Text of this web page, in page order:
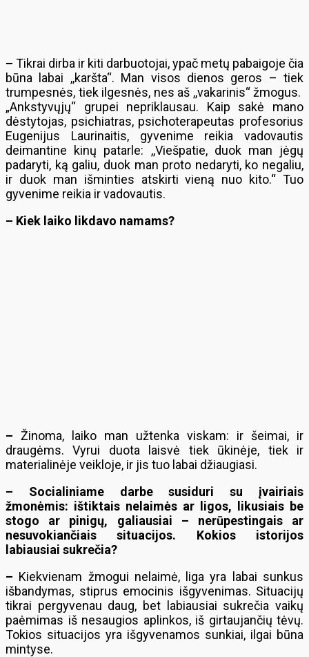
– Tikrai dirba ir kiti darbuotojai, ypač metų pabaigoje čia
būna labai ,,karšta“. Man visos dienos geros – tiek
trumpesnės, tiek ilgesnės, nes aš ,,vakarinis“ žmogus.
„Ankstyvųjų“ grupei nepriklausau. Kaip sakė mano
dėstytojas, psichiatras, psichoterapeutas profesorius
Eugenijus Laurinaitis, gyvenime reikia vadovautis
deimantine kinų patarle: ,,Viešpatie, duok man jėgų
padaryti, ką galiu, duok man proto nedaryti, ko negaliu,
ir duok man išminties atskirti vieną nuo kito.“ Tuo
gyvenime reikia ir vadovautis.
– Kiek laiko likdavo namams?
– Žinoma, laiko man užtenka viskam: ir šeimai, ir
draugėms. Vyrui duota laisvė tiek ūkinėje, tiek ir
materialinėje veikloje, ir jis tuo labai džiaugiasi.
– Socialiniame darbe susiduri su įvairiais
žmonėmis: ištiktais nelaimės ar ligos, likusiais be
stogo ar pinigų, galiausiai – nerūpestingais ar
nesuvokiančiais situacijos. Kokios istorijos
labiausiai sukrečia?
– Kiekvienam žmogui nelaimė, liga yra labai sunkus
išbandymas, stiprus emocinis išgyvenimas. Situacijų
tikrai pergyvenau daug, bet labiausiai sukrečia vaikų
paėmimas iš nesaugios aplinkos, iš girtaujančių tėvų.
Tokios situacijos yra išgyvenamos sunkiai, ilgai būna
mintyse.